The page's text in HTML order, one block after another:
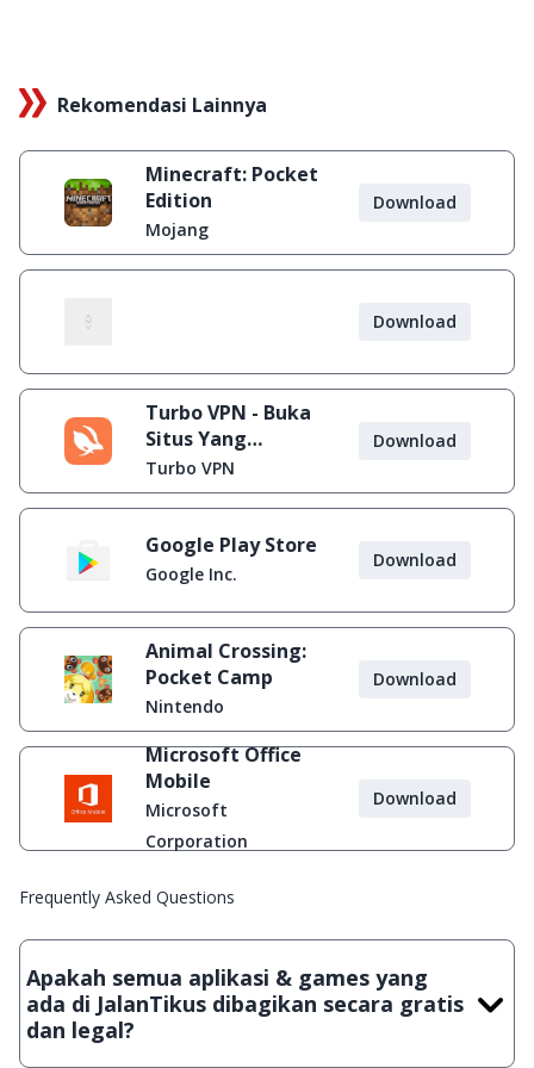
Rekomendasi Lainnya
Minecraft: Pocket
Edition
Mojang
Download
Download
Turbo VPN - Buka
Situs Yang
Diblokir
Turbo VPN
Download
Google Play Store
Google Inc.
Download
Animal Crossing:
Pocket Camp
Nintendo
Download
Microsoft Office
Mobile
Microsoft
Corporation
Download
Frequently Asked Questions
Apakah semua aplikasi & games yang
ada di JalanTikus dibagikan secara gratis
dan legal?